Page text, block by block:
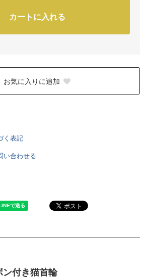
カートに入れる
お気に入りに追加
く表記
い合わせる
ン付き猫首輪